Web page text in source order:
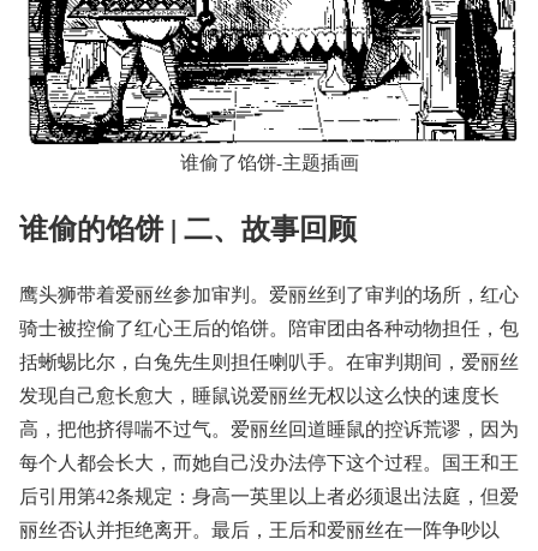
谁偷了馅饼-主题插画
谁偷的馅饼 | 二、故事回顾
鹰头狮带着爱丽丝参加审判。爱丽丝到了审判的场所，红心
骑士被控偷了红心王后的馅饼。陪审团由各种动物担任，包
括蜥蜴比尔，白兔先生则担任喇叭手。在审判期间，爱丽丝
发现自己愈长愈大，睡鼠说爱丽丝无权以这么快的速度长
高，把他挤得喘不过气。爱丽丝回道睡鼠的控诉荒谬，因为
每个人都会长大，而她自己没办法停下这个过程。国王和王
后引用第42条规定：身高一英里以上者必须退出法庭，但爱
丽丝否认并拒绝离开。最后，王后和爱丽丝在一阵争吵以